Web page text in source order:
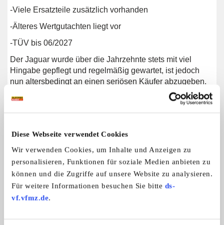
Diese Webseite verwendet Cookies
Wir verwenden Cookies, um Inhalte und Anzeigen zu
personalisieren, Funktionen für soziale Medien anbieten zu
können und die Zugriffe auf unsere Website zu analysieren.
Für weitere Informationen besuchen Sie bitte ds-
vf.vfmz.de.
-Viele Ersatzteile zusätzlich vorhanden
-Älteres Wertgutachten liegt vor
-TÜV bis 06/2027
Der Jaguar wurde über die Jahrzehnte stets mit viel
Hingabe gepflegt und regelmäßig gewartet, ist jedoch
nun altersbedingt an einen seriösen Käufer abzugeben.
Besichtigung nach vorheriger Terminvereinbarung per E-
Das genannte Fahrzeug wird nach vorheriger
Besichtigung und unter Ausschluss jeglicher
Sachmängelhaftung verkauft.